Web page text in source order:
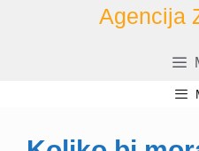
Agencija